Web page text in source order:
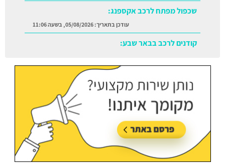
שכפול מפתח לרכב אקספנג:
קודנים לרכב בבאר שבע: